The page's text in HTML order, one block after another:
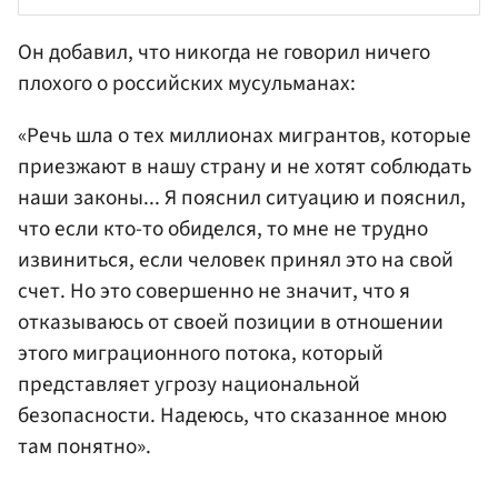
Он добавил, что никогда не говорил ничего
плохого о российских мусульманах:
«Речь шла о тех миллионах мигрантов, которые
приезжают в нашу страну и не хотят соблюдать
наши законы... Я пояснил ситуацию и пояснил,
что если кто-то обиделся, то мне не трудно
извиниться, если человек принял это на свой
счет. Но это совершенно не значит, что я
отказываюсь от своей позиции в отношении
этого миграционного потока, который
представляет угрозу национальной
безопасности. Надеюсь, что сказанное мною
там понятно».